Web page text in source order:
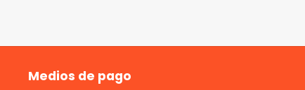
Medios de pago